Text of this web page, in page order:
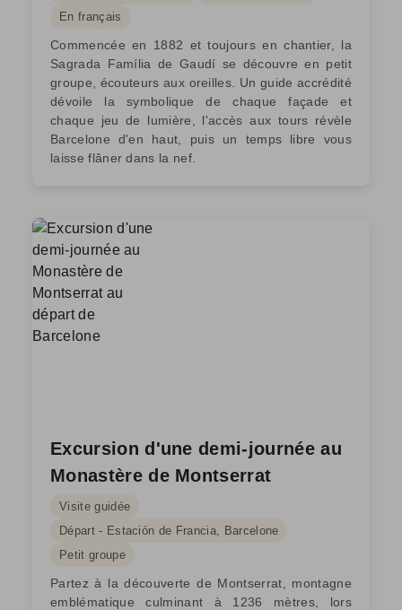
En français
Commencée en 1882 et toujours en chantier, la
Sagrada Família de Gaudí se découvre en petit
groupe, écouteurs aux oreilles. Un guide accrédité
dévoile la symbolique de chaque façade et
chaque jeu de lumière, l'accès aux tours révèle
Barcelone d'en haut, puis un temps libre vous
laisse flâner dans la nef.
Excursion d'une demi-journée au
Monastère de Montserrat
Visite guidée
Départ - Estación de Francia, Barcelone
Petit groupe
Partez à la découverte de Montserrat, montagne
emblématique culminant à 1236 mètres, lors